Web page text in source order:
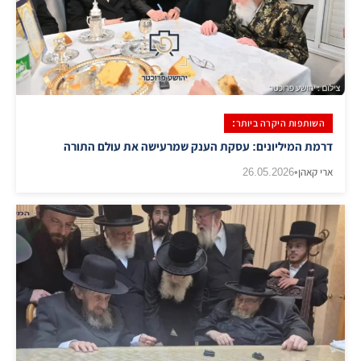
השותפות היקרה ביותר:
דרמת המיליונים: עסקת הענק שמרעישה את עולם התורה
ארי קאהן•
26.05.2026